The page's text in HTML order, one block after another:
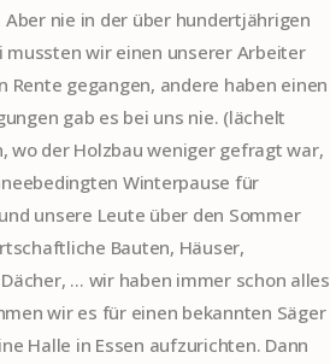
nie in der über hundertjährigen
mussten wir einen unserer Arbeiter
Rente gegangen, andere haben einen
gab es bei uns nie. (lächelt
wo der Holzbau weniger gefragt war,
Winterpause für
unsere Leute über den Sommer
Bauten, Häuser,
… wir haben immer schon alles
wir es für einen bekannten Säger
Halle in Essen aufzurichten. Dann